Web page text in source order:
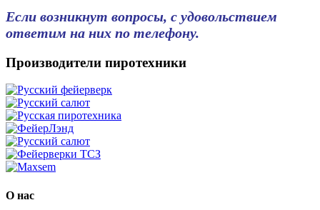
Если возникнут вопросы, с удовольствием
ответим на них по телефону.
Производители пиротехники
О нас